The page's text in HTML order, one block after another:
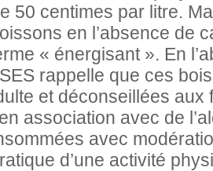
50 centimes par litre.
en l’absence de
« énergisant ». En
rappelle que ces
et déconseillées
association avec de
avec
d’une activité